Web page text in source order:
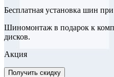
Бесплатная установка шин
Шиномонтаж в подарок к
дисков.
Акция
Получить скидку